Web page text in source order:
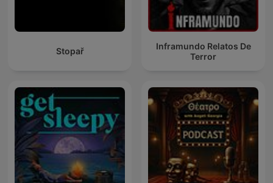
Stopař
Inframundo Relatos De
Terror